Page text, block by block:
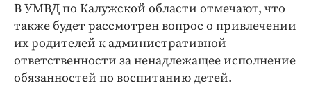
В УМВД по Калужской области отмечают, что
также будет рассмотрен вопрос о привлечении
их родителей к административной
ответственности за ненадлежащее исполнение
обязанностей по воспитанию детей.